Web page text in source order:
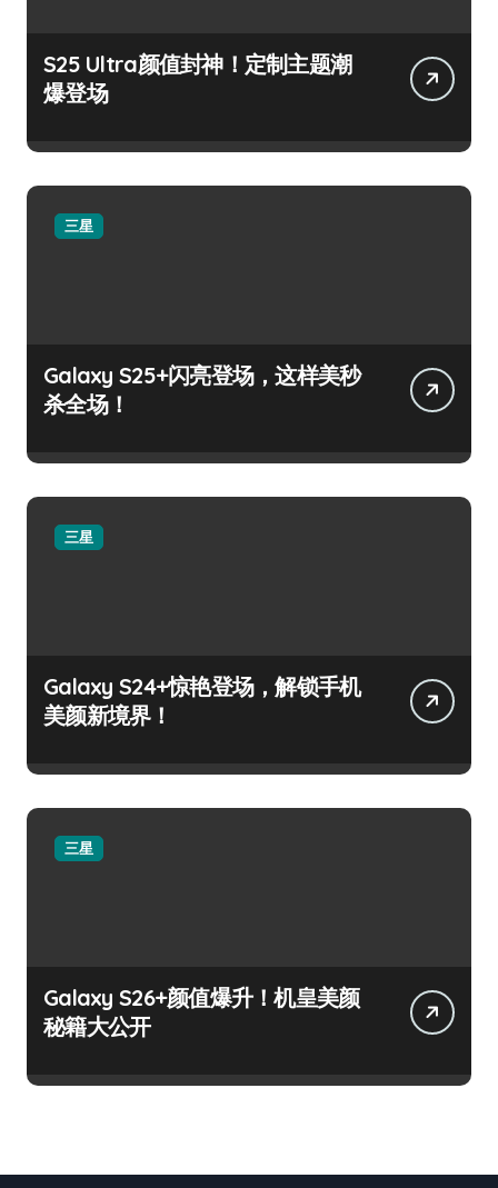
S25 Ultra颜值封神！定制主题潮
爆登场
三星
Galaxy S25+闪亮登场，这样美秒
杀全场！
三星
Galaxy S24+惊艳登场，解锁手机
美颜新境界！
三星
Galaxy S26+颜值爆升！机皇美颜
秘籍大公开